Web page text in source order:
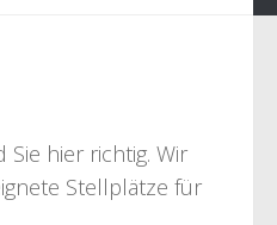
hier richtig. Wir
Stellplätze für